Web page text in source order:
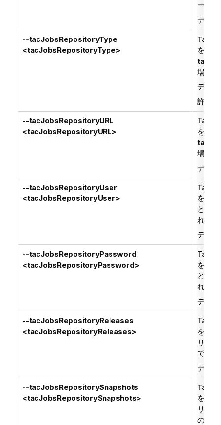
ー。
デフ
--tacJobsRepositoryType
<tacJobsRepositoryType>
を保
場合
デフ
許可
--tacJobsRepositoryURL
<tacJobsRepositoryURL>
を保
場合
デフ
--tacJobsRepositoryUser
<tacJobsRepositoryUser>
を保
と
れます
デフ
--tacJobsRepositoryPassword
<tacJobsRepositoryPassword>
を保
と
れます
デフ
--tacJobsRepositoryReleases
<tacJobsRepositoryReleases>
を保
リー。
であ
デフ
--tacJobsRepositorySnapshots
<tacJobsRepositorySnapshots>
を保
リポ
の両方